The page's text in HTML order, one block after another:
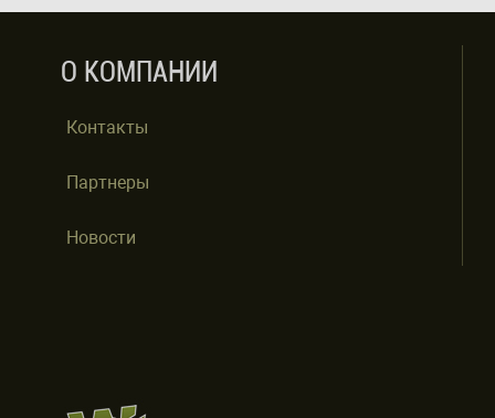
О КОМПАНИИ
Контакты
Партнеры
Новости